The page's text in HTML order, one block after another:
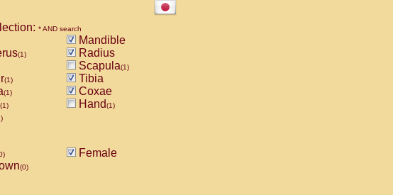
* AND search
Mandible
(1)
Radius
Scapula(1)
(1)
Tibia
(1)
Coxae
(1) Hand(1)
Female
(0)